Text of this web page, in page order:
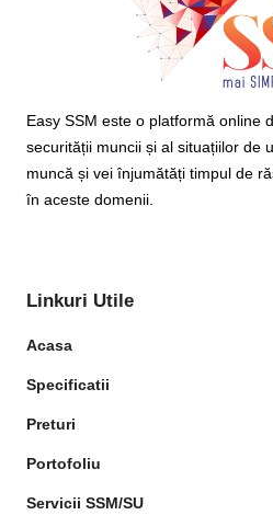
Easy SSM este o platformă online
securității muncii și al situațiilor de
muncă și vei înjumătăți timpul de
în aceste domenii.
Linkuri Utile
Acasa
Specificatii
Preturi
Portofoliu
Servicii SSM/SU